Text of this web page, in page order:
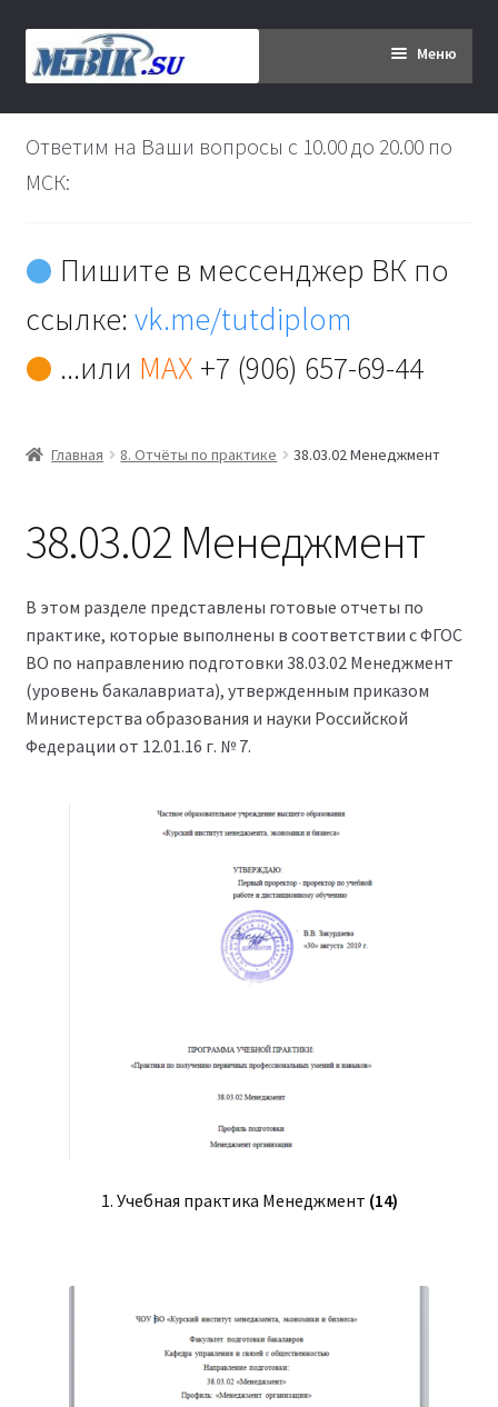
Перейти
к
Перейти
к
Меню
Главная
Дипломникам
Контакты
Магазин
Политика конфиденциальности
Студентам
09.04.03 Прикладная информатика (2,5 года)
38.03.04 Государственное и муниципальное
38.03.04 Государственное и муниципальное
управление 2,5 года (Магистратура)
Ответим на Ваши вопросы с 10.00 до 20.00 по
МСК:
Пишите в мессенджер ВК по
ссылке:vk.me/tutdiplom
...или MAX +7 (906) 657-69-44
Главная 8. Отчёты по практике 38.03.02 Менеджмент
38.03.02 Менеджмент
В этом разделе представлены готовые отчеты по
практике, которые выполнены в соответствии с ФГОС
ВО по направлению подготовки 38.03.02 Менеджмент
(уровень бакалавриата), утвержденным приказом
Министерства образования и науки Российской
Федерации от 12.01.16 г. № 7.
1. Учебная практика Менеджмент (14)